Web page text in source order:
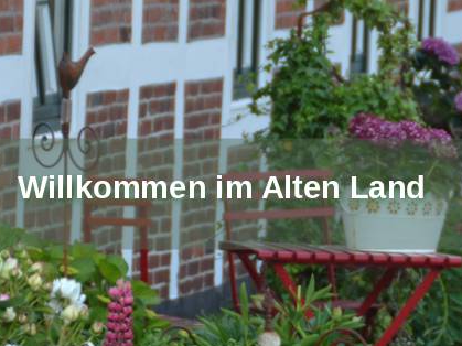
Ferienwohnung auf dem Obsthof